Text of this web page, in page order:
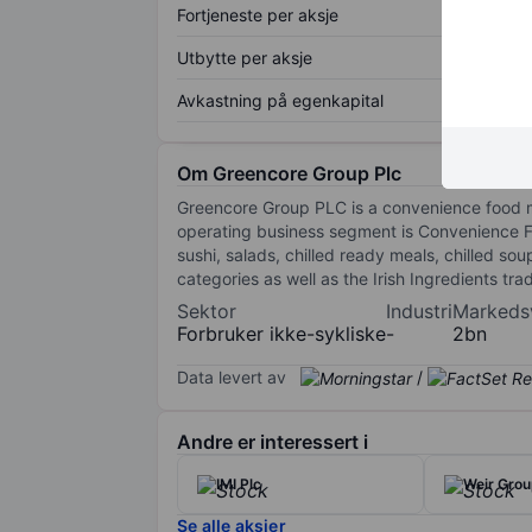
Fortjeneste per aksje
Utbytte per aksje
Avkastning på egenkapital
Om Greencore Group Plc
Greencore Group PLC is a convenience
operating business segment is Convenience
sushi, salads, chilled ready meals, chilled
categories as well as the Irish Ingredients
Sektor
Forbruker ikke-sykliske
Industri
-
2bn
Data levert av /
Andre er interessert i
IMI Plc Weir
Se alle aksjer